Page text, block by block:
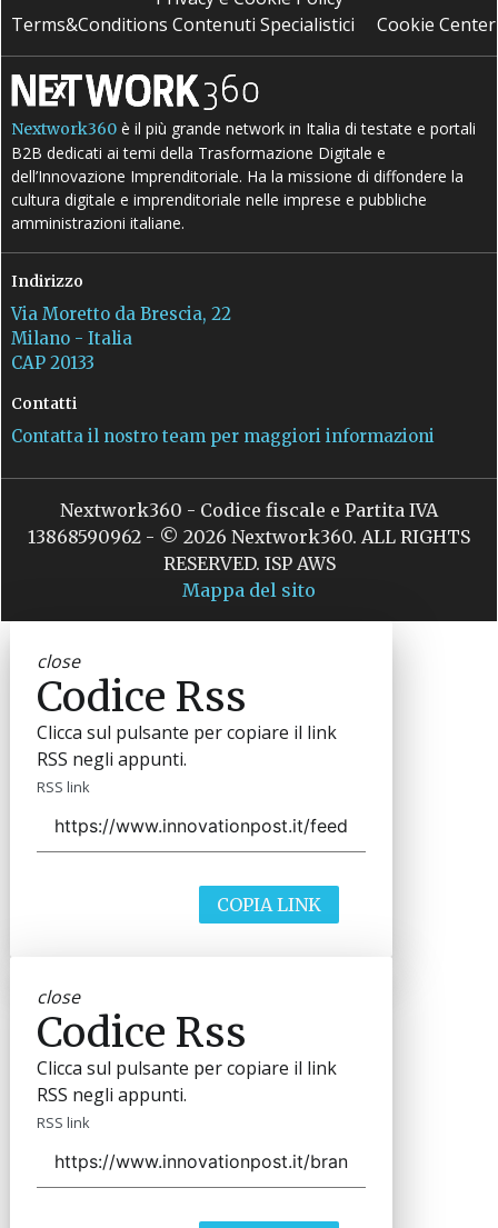
Terms&Conditions Contenuti Specialistici
Cookie Center
Nextwork360 è il più grande network in Italia di testate e portali
B2B dedicati ai temi della Trasformazione Digitale e
dell’Innovazione Imprenditoriale. Ha la missione di diffondere la
cultura digitale e imprenditoriale nelle imprese e pubbliche
amministrazioni italiane.
Indirizzo
Via Moretto da Brescia, 22
Milano - Italia
CAP 20133
Contatti
Contatta il nostro team per maggiori informazioni
Nextwork360 - Codice fiscale e Partita IVA
13868590962 - © 2026 Nextwork360. ALL RIGHTS
RESERVED. ISP AWS
Mappa del sito
close
Codice Rss
Clicca sul pulsante per copiare il link
RSS negli appunti.
RSS link
COPIA LINK
close
Codice Rss
Clicca sul pulsante per copiare il link
RSS negli appunti.
RSS link